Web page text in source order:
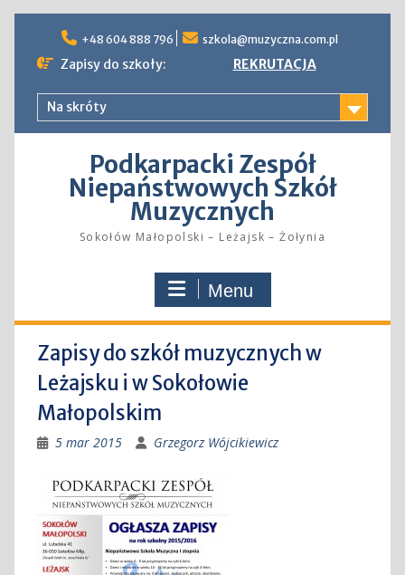
content
+48 604 888 796 szkola@muzyczna.com.pl
Zapisy do szkoły: REKRUTACJA
Na skróty
Podkarpacki Zespół
Niepaństwowych Szkół
Muzycznych
Sokołów Małopolski – Leżajsk – Żołynia
Menu
Zapisy do szkół muzycznych w
Leżajsku i w Sokołowie
Małopolskim
5 mar 2015 Grzegorz Wójcikiewicz